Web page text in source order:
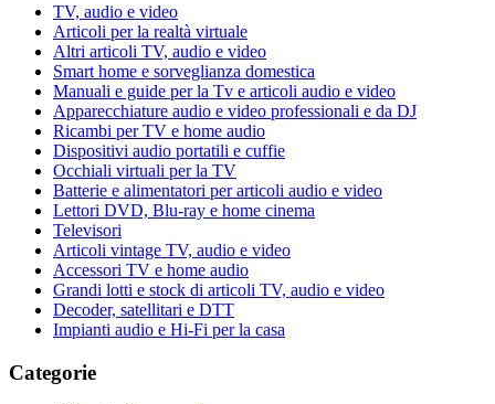
TV, audio e video
Articoli per la realtà virtuale
Altri articoli TV, audio e video
Smart home e sorveglianza domestica
Manuali e guide per la Tv e articoli audio e video
Apparecchiature audio e video professionali e da DJ
Ricambi per TV e home audio
Dispositivi audio portatili e cuffie
Occhiali virtuali per la TV
Batterie e alimentatori per articoli audio e video
Lettori DVD, Blu-ray e home cinema
Televisori
Articoli vintage TV, audio e video
Accessori TV e home audio
Grandi lotti e stock di articoli TV, audio e video
Decoder, satellitari e DTT
Impianti audio e Hi-Fi per la casa
Categorie